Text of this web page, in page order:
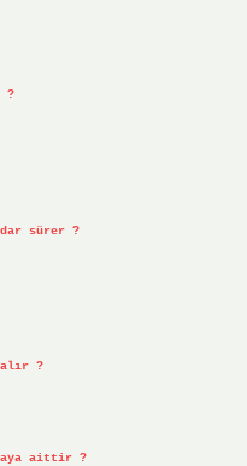
?
sürer ?
alır ?
aittir ?